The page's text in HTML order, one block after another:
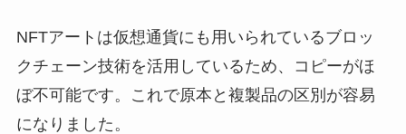
NFTアートは仮想通貨にも用いられているブロッ
クチェーン技術を活用しているため、コピーがほ
ぼ不可能です。これで原本と複製品の区別が容易
になりました。